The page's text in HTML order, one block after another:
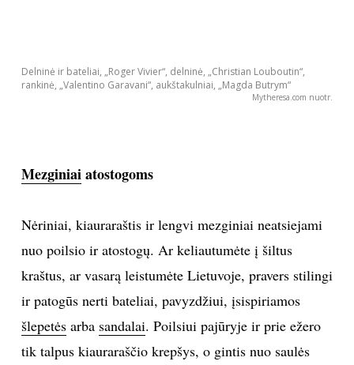
Delninė ir bateliai, „Roger Vivier“, delninė, „Christian Louboutin“,
rankinė, „Valentino Garavani“, aukštakulniai, „Magda Butrym“
Mytheresa.com nuotr.
Mezginiaiatostogoms
Nėriniai, kiauraraštis ir lengvi mezginiai neatsiejami
nuo poilsio ir atostogų. Ar keliautumėte į šiltus
kraštus, ar vasarą leistumėte Lietuvoje, pravers stilingi
ir patogūs nerti bateliai, pavyzdžiui, įsispiriamos
šlepetėsarba sandalai. Poilsiui pajūryje ir prie ežero
tik talpus kiauraraščio krepšys, o gintis nuo saulės